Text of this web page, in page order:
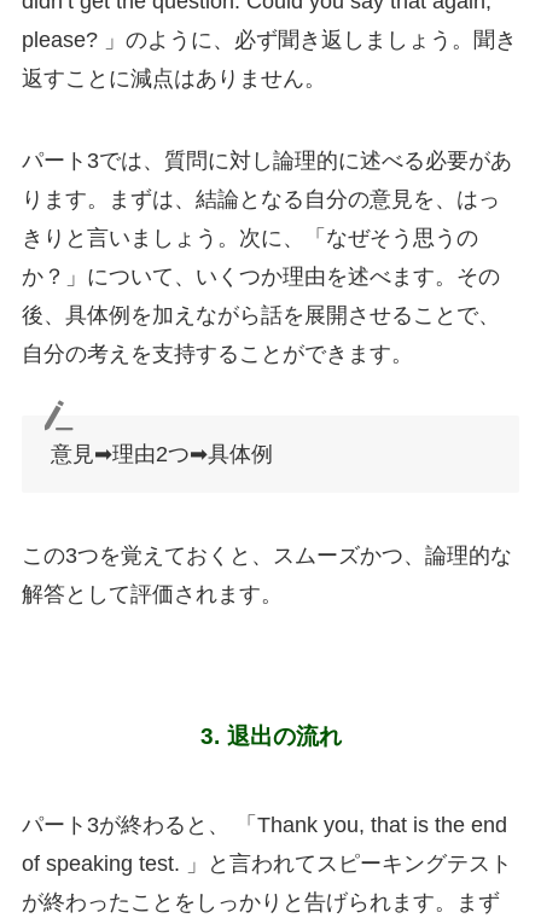
please? 」のように、必ず聞き返しましょう。聞き
返すことに減点はありません。
パート3では、質問に対し論理的に述べる必要があ
ります。まずは、結論となる自分の意見を、はっ
きりと言いましょう。次に、「なぜそう思うの
か？」について、いくつか理由を述べます。その
後、具体例を加えながら話を展開させることで、
自分の考えを支持することができます。
意見➡理由2つ➡具体例
この3つを覚えておくと、スムーズかつ、論理的な
解答として評価されます。
3. 退出の流れ
パート3が終わると、 「Thank you, that is the end
of speaking test. 」と言われてスピーキングテスト
が終わったことをしっかりと告げられます。まず